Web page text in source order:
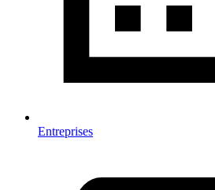
Entreprises